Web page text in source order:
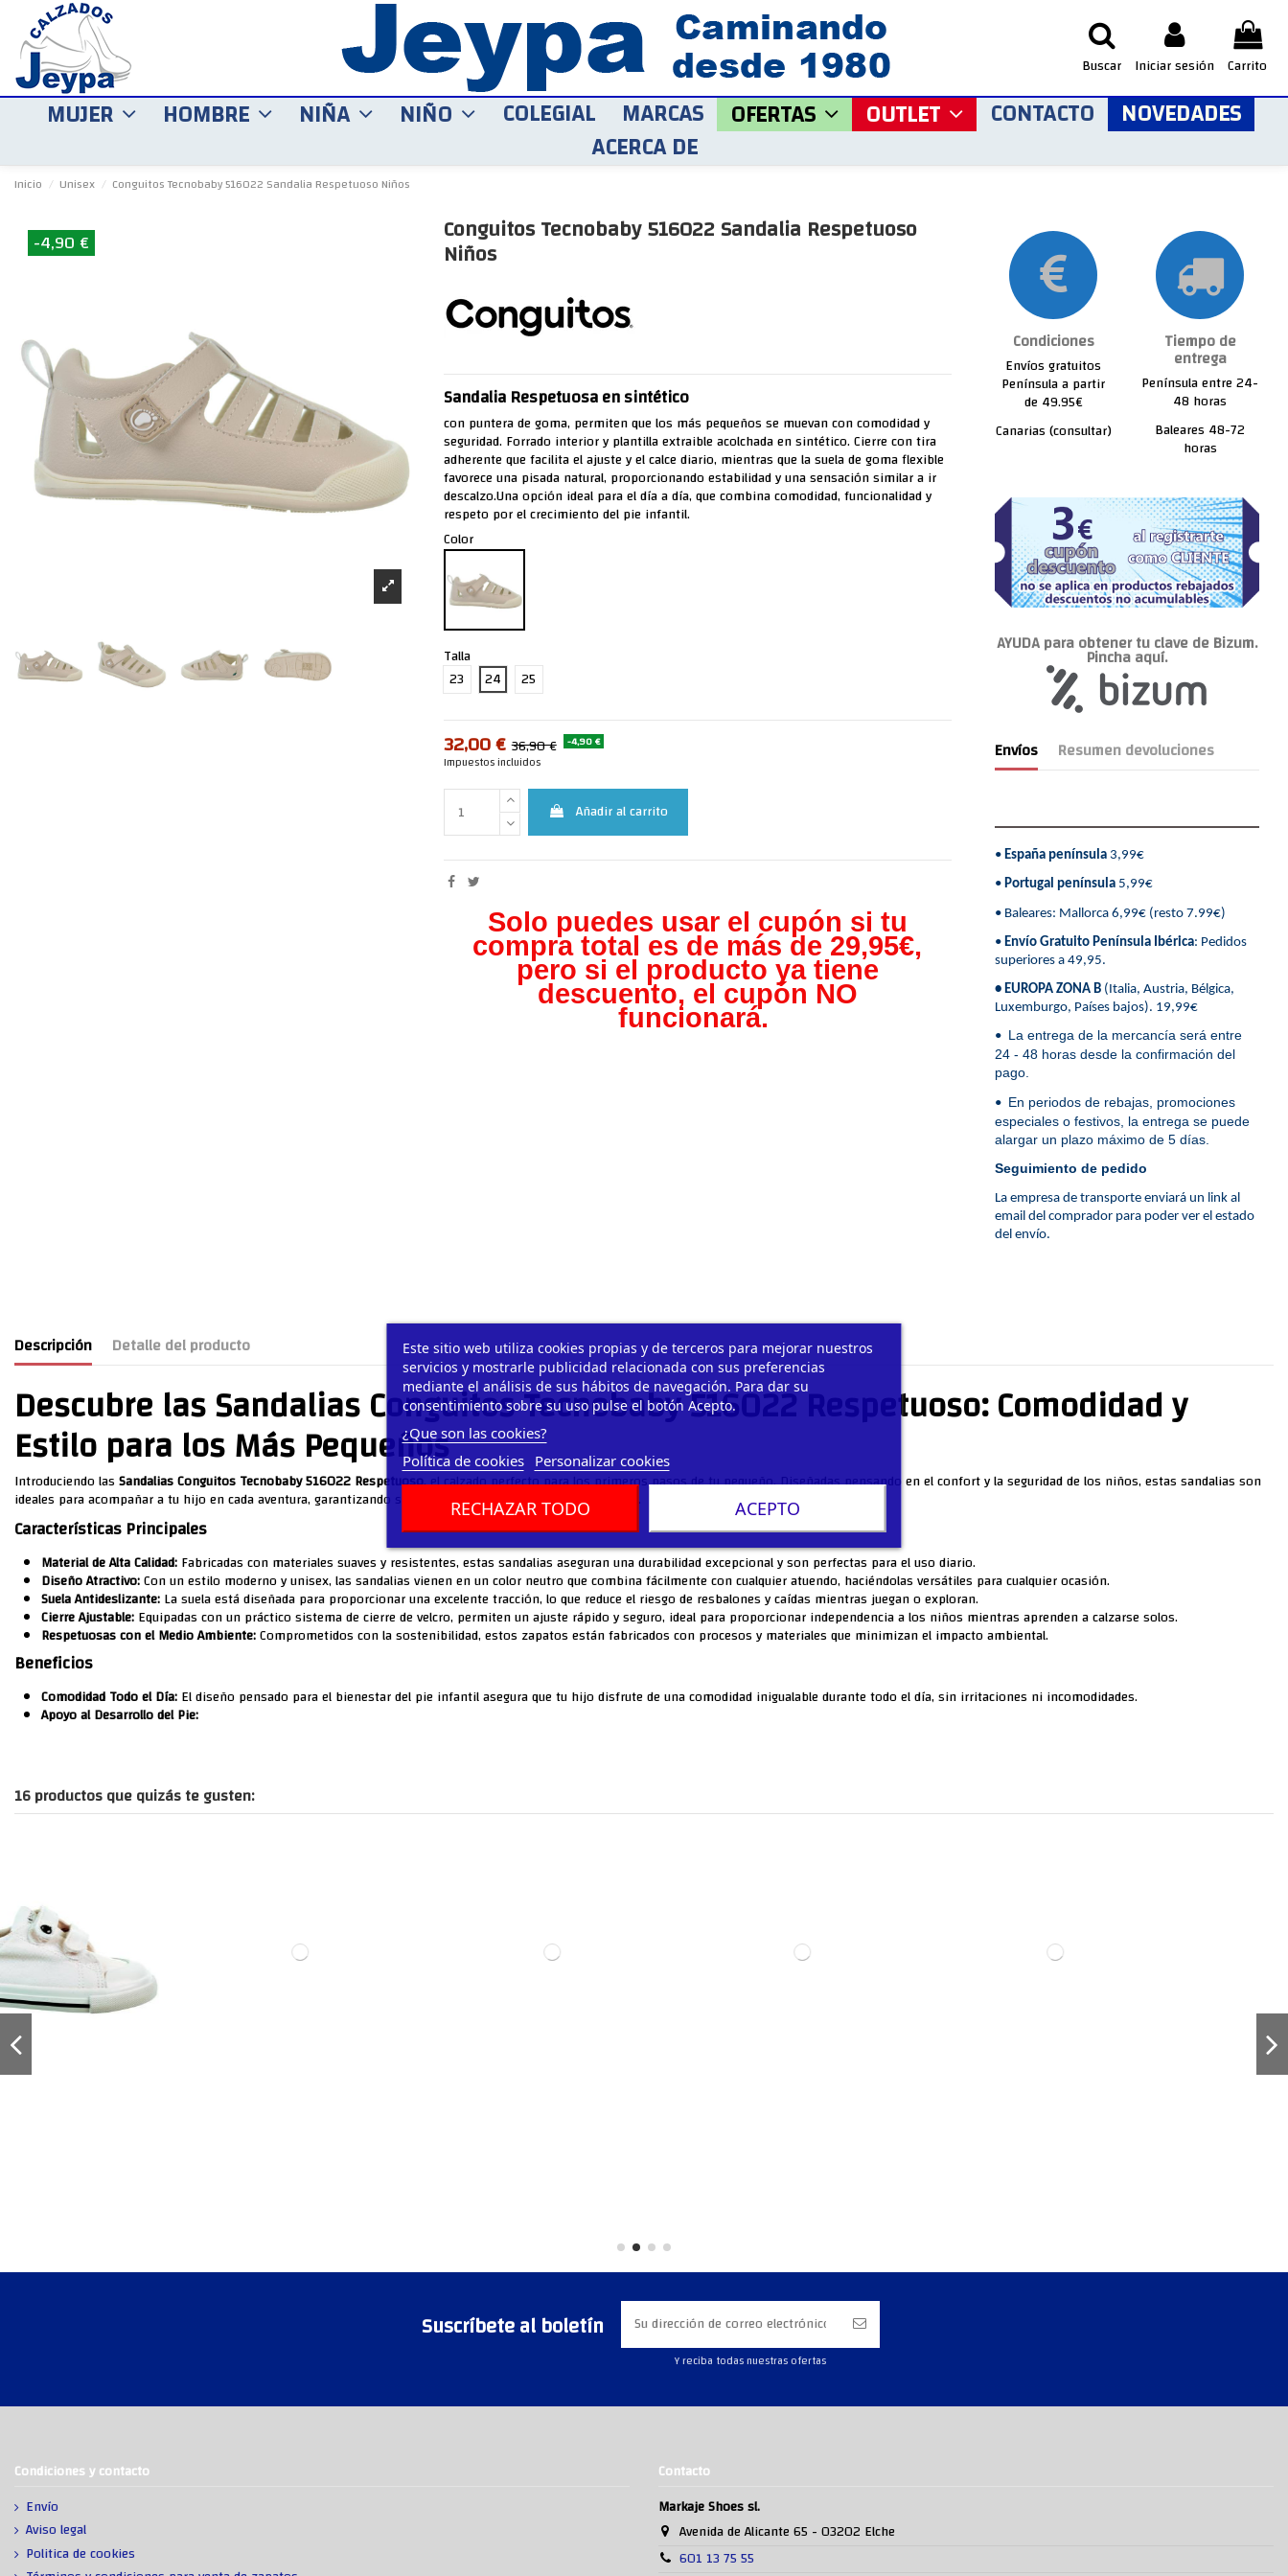
Buscar Iniciar sesión Carrito
Este sitio web utiliza cookies propias y de terceros para mejorar nuestros
servicios y mostrarle publicidad relacionada con sus preferencias
mediante el análisis de sus hábitos de navegación. Para dar su
consentimiento sobre su uso pulse el botón Acepto.
¿Que son las cookies?
Política de cookies
Personalizar cookies
RECHAZAR TODO ACEPTO
MUJER HOMBRE NIÑA NIÑO COLEGIAL MARCAS OFERTAS OUTLET CONTACTO NOVEDADES
ACERCA DE
Inicio Unisex Conguitos Tecnobaby 516022 Sandalia Respetuoso Niños
-4,90 € Conguitos Tecnobaby 516022 Sandalia Respetuoso
Niños
Sandalia Respetuosa en sintético
con puntera de goma, permiten que los más pequeños se muevan con comodidad y
seguridad. Forrado interior y plantilla extraible acolchada en sintético. Cierre con tira
adherente que facilita el ajuste y el calce diario, mientras que la suela de goma flexible
favorece una pisada natural, proporcionando estabilidad y una sensación similar a ir
descalzo.Una opción ideal para el día a día, que combina comodidad, funcionalidad y
respeto por el crecimiento del pie infantil.
Color
Talla
23
24 25
32,00 € 36,90 € -4,90 €
Impuestos incluidos
Añadir al carrito
Solo puedes usar el cupón si tu
compra total es de más de 29,95€,
pero si el producto ya tiene
descuento, el cupón NO
funcionará.
Condiciones
Envíos gratuitos
Península a partir
de 49.95€
Canarias (consultar)
Tiempo de
entrega
Península entre 24-
48 horas
Baleares 48-72
horas
AYUDA para obtener tu clave de Bizum.
Pincha aquí.
Envíos Resumen devoluciones
• España península3,99€
• Portugal península5,99€
• Baleares: Mallorca 6,99€ (resto 7.99€)
• Envío Gratuito Península Ibérica: Pedidos
superiores a 49,95.
• EUROPA ZONA B(Italia, Austria, Bélgica,
Luxemburgo, Países bajos). 19,99€
• La entrega de la mercancía será entre
24 - 48 horas desde la confirmación del
pago.
• En periodos de rebajas, promociones
especiales o festivos, la entrega se puede
alargar un plazo máximo de 5 días.
Seguimiento de pedido
La empresa de transporte enviará un link al
email del comprador para poder ver el estado
del envío.
Descripción Detalle del producto
Descubre las Sandalias Conguitos Tecnobaby 516022 Respetuoso: Comodidad y
Estilo para los Más Pequeños
Introduciendo lasSandalias Conguitos Tecnobaby 516022 Respetuoso, el calzado perfecto para los primeros pasos de tu pequeño. Diseñadas pensando en el confort y la seguridad de los niños, estas sandalias son
ideales para acompañar a tu hijo en cada aventura, garantizando siempre el máximo cuidado para sus pies.
Características Principales
Material de Alta Calidad:Fabricadas con materiales suaves y resistentes, estas sandalias aseguran una durabilidad excepcional y son perfectas para el uso diario.
Diseño Atractivo:Con un estilo moderno y unisex, las sandalias vienen en un color neutro que combina fácilmente con cualquier atuendo, haciéndolas versátiles para cualquier ocasión.
Suela Antideslizante:La suela está diseñada para proporcionar una excelente tracción, lo que reduce el riesgo de resbalones y caídas mientras juegan o exploran.
Cierre Ajustable:Equipadas con un práctico sistema de cierre de velcro, permiten un ajuste rápido y seguro, ideal para proporcionar independencia a los niños mientras aprenden a calzarse solos.
Respetuosas con el Medio Ambiente:Comprometidos con la sostenibilidad, estos zapatos están fabricados con procesos y materiales que minimizan el impacto ambiental.
Beneficios
Comodidad Todo el Día:El diseño pensado para el bienestar del pie infantil asegura que tu hijo disfrute de una comodidad inigualable durante todo el día, sin irritaciones ni incomodidades.
Apoyo al Desarrollo del Pie:
16 productos que quizás te gusten:
Suscríbete al boletín
Y reciba todas nuestras ofertas
Condiciones y contacto
Envío
Aviso legal
Politica de cookies
Contacto
Markaje Shoes sl.
Avenida de Alicante 65 - 03202 Elche
601 13 75 55